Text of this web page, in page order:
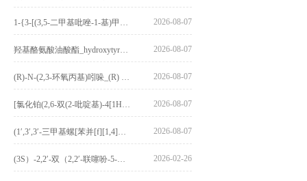
2026-08-07
2026-08-07
2026-08-07
2026-08-07
2026-08-07
2026-02-26